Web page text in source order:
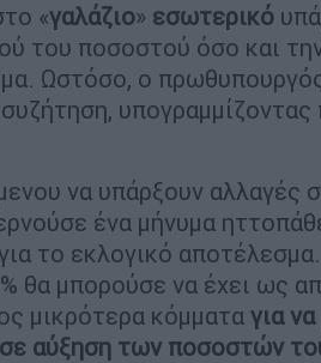
«γαλάζιο» εσωτερικό
του ποσοστού όσο και
Ωστόσο, ο
να υπάρξουν αλλαγές
ένα μήνυμα
το εκλογικό
θα μπορούσε να έχει ως
μικρότερα κόμματα για
σε αύξηση των ποσοστών